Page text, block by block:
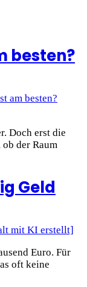
besten?
Doch erst die
der Raum
Geld
Euro. Für
oft keine